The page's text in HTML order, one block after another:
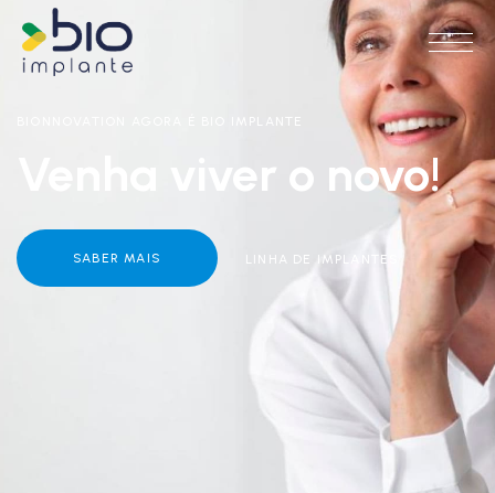
BIONNOVATION AGORA É BIO IMPLANTE
Venha viver o novo!
SABER MAIS LINHA DE IMPLANTES